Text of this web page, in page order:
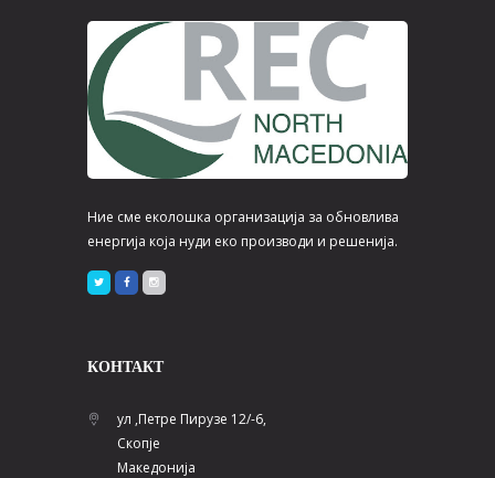
Ние сме еколошка организација за обновлива
енергија која нуди еко производи и решенија.
КОНТАКТ
ул ,Петре Пирузе 12/-6,
Скопје
Македонија